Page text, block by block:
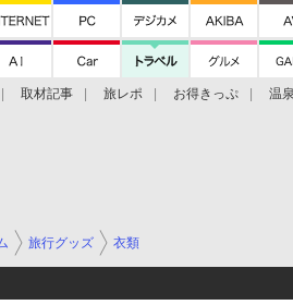
取材記事 旅レポ お得きっぷ 温泉
旅行グッズ 衣類